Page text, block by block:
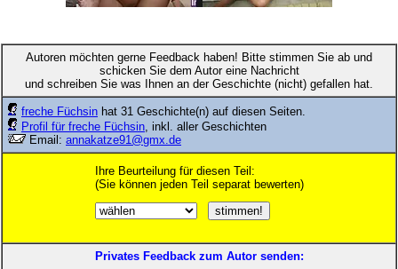
Autoren möchten gerne Feedback haben! Bitte stimmen Sie ab und
schicken Sie dem Autor eine Nachricht
und schreiben Sie was Ihnen an der Geschichte (nicht) gefallen hat.
freche Füchsin hat 31 Geschichte(n) auf diesen Seiten.
Profil für freche Füchsin, inkl. aller Geschichten
Email: annakatze91@gmx.de
Ihre Beurteilung für diesen Teil:
(Sie können jeden Teil separat bewerten)
Privates Feedback zum Autor senden: